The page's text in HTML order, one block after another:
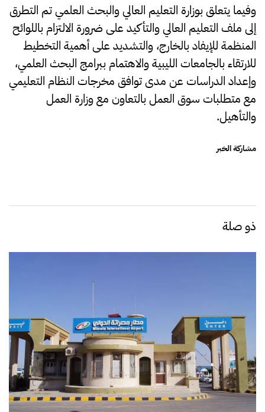
وفيما يتعلق بوزارة التعليم العالي والبحث العلمي تم التطرق
إلى ملف التعليم العالي والتأكيد على ضرورة الالتزام باللوائح
المنظمة للإيفاد بالخارج، والتشديد على أهمية التخطيط
للارتقاء بالجامعات الليبية والاهتمام ببرامج البحث العلمي،
وإعداد الدراسات عن مدى توافق مخرجات النظام التعليمي
مع متطلبات سوق العمل بالتعاون مع وزارة العمل
والتأهيل.
مشاركة الخبر
ذو صلة